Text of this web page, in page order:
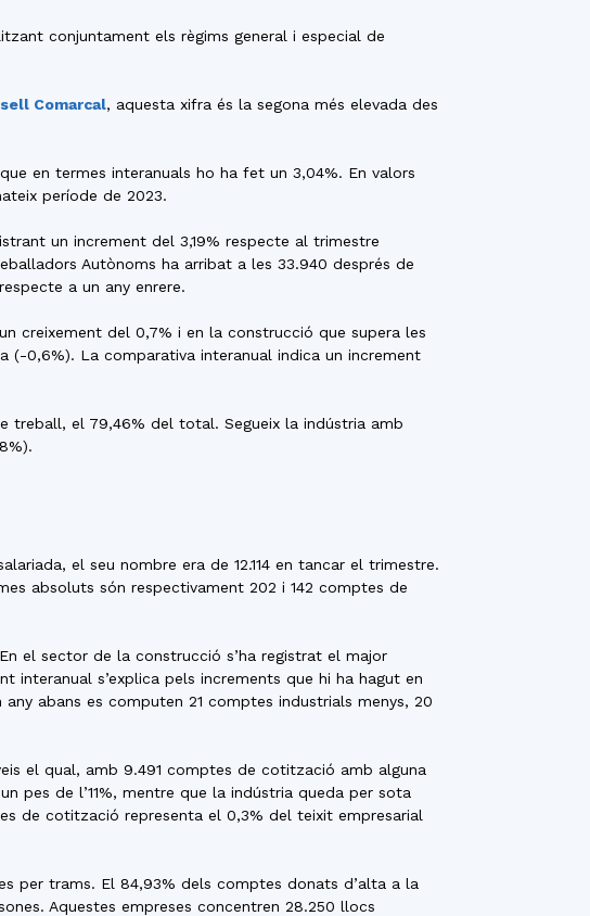
conjuntament els règims general i especial de
Comarcal, aquesta xifra és la segona més elevada des
en termes interanuals ho ha fet un 3,04%. En valors
període de 2023.
un increment del 3,19% respecte al trimestre
Autònoms ha arribat a les 33.940 després de
a un any enrere.
creixement del 0,7% i en la construcció que supera les
(-0,6%). La comparativa interanual indica un increment
treball, el 79,46% del total. Segueix la indústria amb
el seu nombre era de 12.114 en tancar el trimestre.
absoluts són respectivament 202 i 142 comptes de
el sector de la construcció s’ha registrat el major
interanual s’explica pels increments que hi ha hagut en
abans es computen 21 comptes industrials menys, 20
el qual, amb 9.491 comptes de cotització amb alguna
pes de l’11%, mentre que la indústria queda per sota
de cotització representa el 0,3% del teixit empresarial
per trams. El 84,93% dels comptes donats d’alta a la
Aquestes empreses concentren 28.250 llocs